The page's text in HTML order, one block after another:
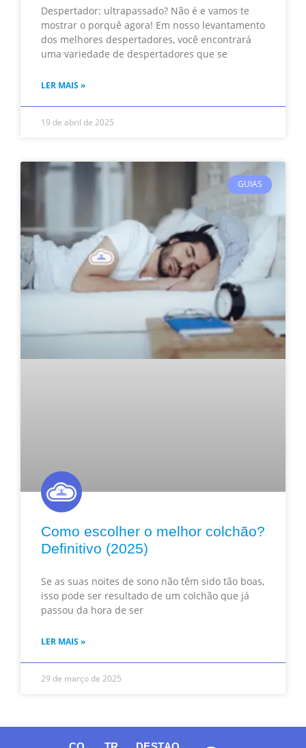
Despertador: ultrapassado? Não é e vamos te
mostrar o porquê agora! Em nosso levantamento
dos melhores despertadores, você encontrará
uma variedade de despertadores que se
LER MAIS »
19 de abril de 2025
GUIAS
Como escolher o melhor colchão?
Definitivo (2025)
Se as suas noites de sono não têm sido tão boas,
isso pode ser resultado de um colchão que já
passou da hora de ser
LER MAIS »
29 de março de 2025